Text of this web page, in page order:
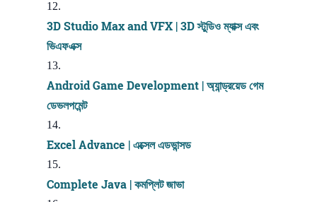
3D Studio Max and VFX | 3D স্টুডিও ম্যাক্স এবং
ভিএফএক্স
Android Game Development | অ্যান্ড্রয়েড গেম
ডেভলপমেন্ট
Excel Advance | এক্সেল এডভান্সড
Complete Java | কমপ্লিট জাভা